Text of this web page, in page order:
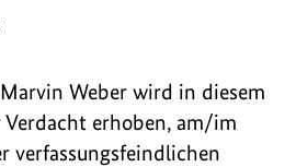
Weber wird in diesem
Verdacht erhoben, am/im
verfassungsfeindlichen